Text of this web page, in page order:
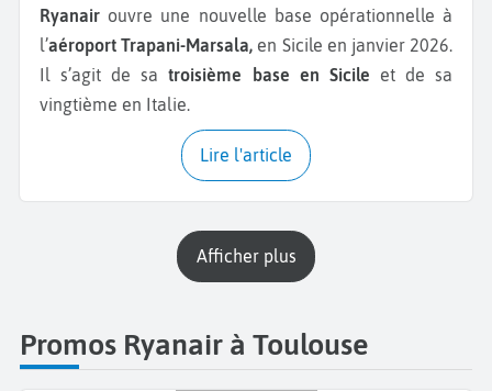
Ryanair ouvre une nouvelle base opérationnelle à
l’aéroport Trapani-Marsala, en Sicile en janvier 2026.
Il s’agit de satroisième base en Sicile et de sa
vingtième en Italie.
Lire l'article
Afficher plus
Promos Ryanair à Toulouse